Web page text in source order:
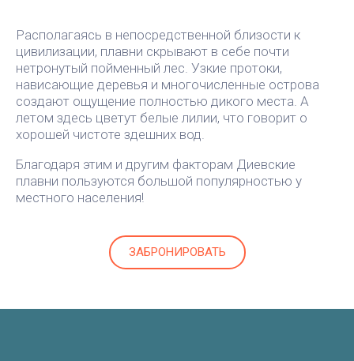
Располагаясь в непосредственной близости к
цивилизации, плавни скрывают в себе почти
нетронутый пойменный лес. Узкие протоки,
нависающие деревья и многочисленные острова
создают ощущение полностью дикого места. А
летом здесь цветут белые лилии, что говорит о
хорошей чистоте здешних вод.
Благодаря этим и другим факторам Диевские
плавни пользуются большой популярностью у
местного населения!
ЗАБРОНИРОВАТЬ